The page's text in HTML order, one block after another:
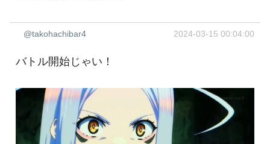
@takohachibar4 2024-03-15 00:04:00
バトル開始じゃい！